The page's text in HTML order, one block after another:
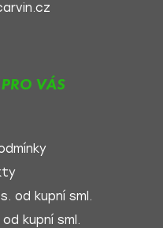
VÁS
od kupní sml.
kupní sml.